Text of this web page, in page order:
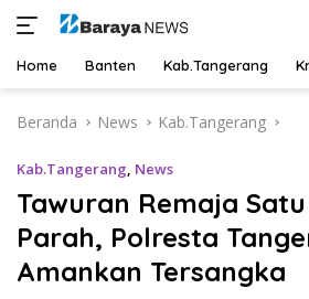
Home Banten Kab.Tangerang
Beranda News Kab.Tangerang
Kab.Tangerang, News
Tawuran Remaja
Parah, Polresta
Amankan Tersangka